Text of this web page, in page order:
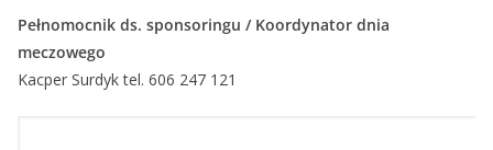
Pełnomocnik ds. sponsoringu / Koordynator dnia
meczowego
Kacper Surdyk tel. 606 247 121